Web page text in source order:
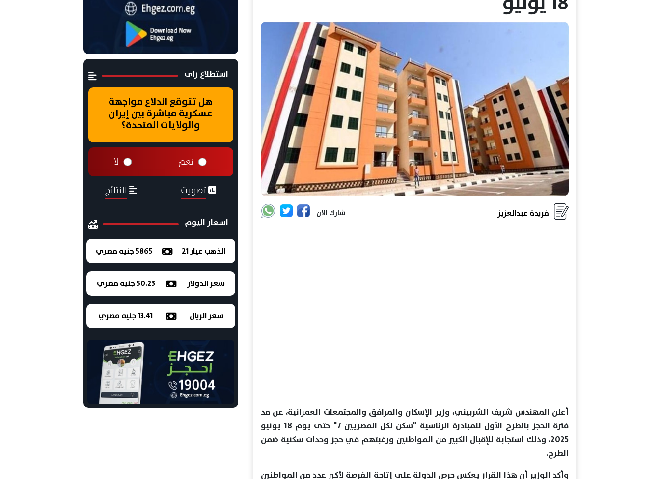
شارك الان فريدة عبدالعزيز
أعلن المهندس شريف الشربيني، وزير الإسكان والمرافق والمجتمعات العمرانية، عن مد
فترة الحجز بالطرح الأول للمبادرة الرئاسية "سكن لكل المصريين 7" حتى يوم 18 يونيو
2025، وذلك استجابة للإقبال الكبير من المواطنين ورغبتهم في حجز وحدات سكنية ضمن
الطرح.
وأكد الوزير أن هذا القرار يعكس حرص الدولة على إتاحة الفرصة لأكبر عدد من المواطنين
استطلاع راى
هل تتوقع اندلاع مواجهة
عسكرية مباشرة بين إيران
والولايات المتحدة؟
نعم لا
تصويت النتائج
اسعار اليوم
الذهب عيار 21 5865 جنيه مصري
سعر الدولار 50.23 جنيه مصري
سعر الريال 13.41 جنيه مصري